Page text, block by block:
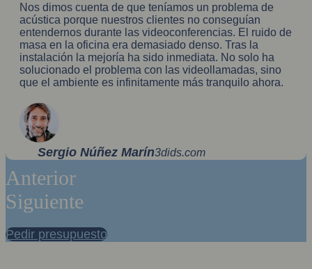
Nos dimos cuenta de que teníamos un problema de
acústica porque nuestros clientes no conseguían
entendernos durante las videoconferencias. El ruido de
masa en la oficina era demasiado denso. Tras la
instalación la mejoría ha sido inmediata. No solo ha
solucionado el problema con las videollamadas, sino
que el ambiente es infinitamente más tranquilo ahora.
Sergio Núñez Marín3dids.com
Anterior
Siguiente
Pedir presupuesto